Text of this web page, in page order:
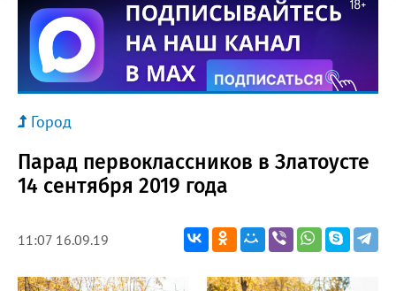
Город
Парад первоклассников в Златоусте
14 сентября 2019 года
11:07 16.09.19